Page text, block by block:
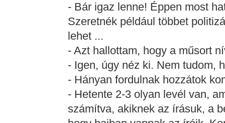
- Bár igaz lenne! Éppen most
Szeretnék például többet
lehet ...
- Azt hallottam, hogy a műsort
- Igen, úgy néz ki. Nem tudom,
- Hányan fordulnak hozzátok
- Hetente 2-3 olyan levél van,
számítva, akiknek az írásuk, a